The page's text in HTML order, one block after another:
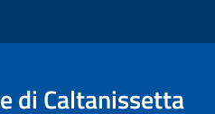
di Caltanissetta